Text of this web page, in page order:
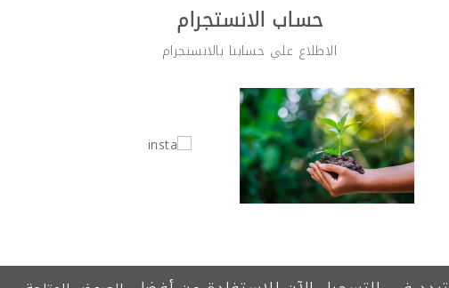
حساب الانستجرام
الاطلاع علي حسابنا بالانستجرام